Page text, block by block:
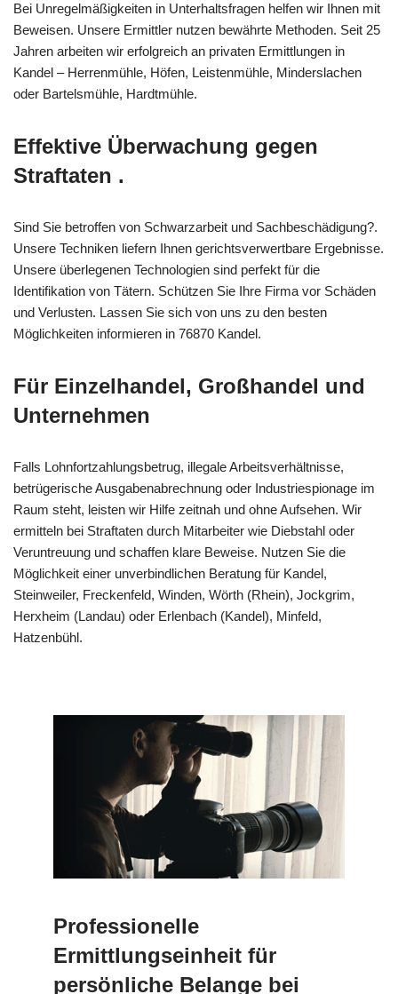
Bei Unregelmäßigkeiten in Unterhaltsfragen helfen wir Ihnen mit
Beweisen. Unsere Ermittler nutzen bewährte Methoden. Seit 25
Jahren arbeiten wir erfolgreich an privaten Ermittlungen in
Kandel – Herrenmühle, Höfen, Leistenmühle, Minderslachen
oder Bartelsmühle, Hardtmühle.
Effektive Überwachung gegen
Straftaten .
Sind Sie betroffen von Schwarzarbeit und Sachbeschädigung?.
Unsere Techniken liefern Ihnen gerichtsverwertbare Ergebnisse.
Unsere überlegenen Technologien sind perfekt für die
Identifikation von Tätern. Schützen Sie Ihre Firma vor Schäden
und Verlusten. Lassen Sie sich von uns zu den besten
Möglichkeiten informieren in 76870 Kandel.
Für Einzelhandel, Großhandel und
Unternehmen
Falls Lohnfortzahlungsbetrug, illegale Arbeitsverhältnisse,
betrügerische Ausgabenabrechnung oder Industriespionage im
Raum steht, leisten wir Hilfe zeitnah und ohne Aufsehen. Wir
ermitteln bei Straftaten durch Mitarbeiter wie Diebstahl oder
Veruntreuung und schaffen klare Beweise. Nutzen Sie die
Möglichkeit einer unverbindlichen Beratung für Kandel,
Steinweiler, Freckenfeld, Winden, Wörth (Rhein), Jockgrim,
Herxheim (Landau) oder Erlenbach (Kandel), Minfeld,
Hatzenbühl.
Professionelle
Ermittlungseinheit für
persönliche Belange bei